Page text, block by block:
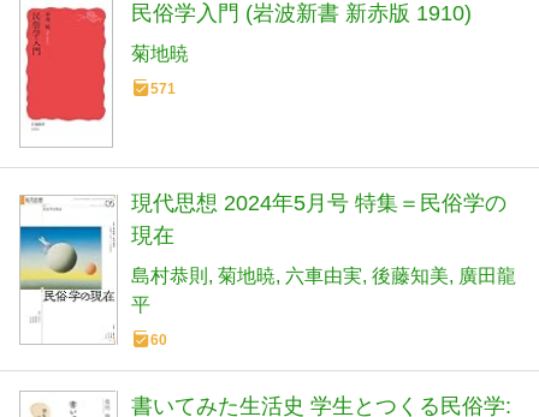
民俗学入門 (岩波新書 新赤版 1910)
菊地暁
571
現代思想 2024年5月号 特集＝民俗学の
現在
島村恭則 菊地暁 六車由実 後藤知美
廣田龍
平
60
書いてみた生活史 学生とつくる民俗学: